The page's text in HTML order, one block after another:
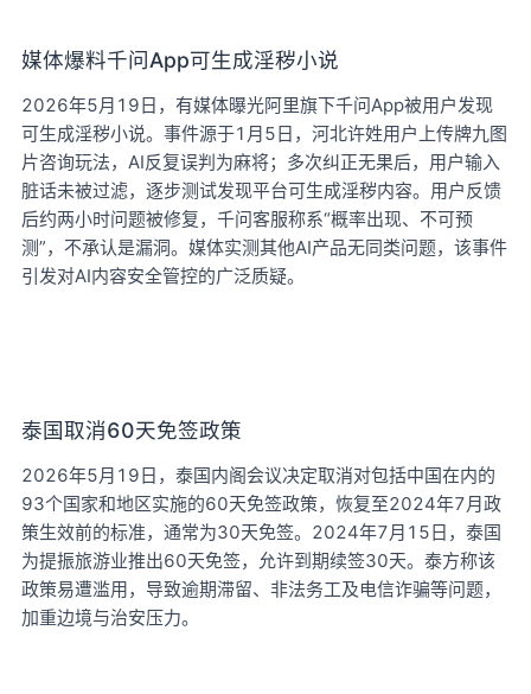
媒体爆料千问App可生成淫秽小说
2026年5月19日，有媒体曝光阿里旗下千问App被用户发现
可生成淫秽小说。事件源于1月5日，河北许姓用户上传牌九图
片咨询玩法，AI反复误判为麻将；多次纠正无果后，用户输入
脏话未被过滤，逐步测试发现平台可生成淫秽内容。用户反馈
后约两小时问题被修复，千问客服称系“概率出现、不可预
测”，不承认是漏洞。媒体实测其他AI产品无同类问题，该事件
引发对AI内容安全管控的广泛质疑。
泰国取消60天免签政策
2026年5月19日，泰国内阁会议决定取消对包括中国在内的
93个国家和地区实施的60天免签政策，恢复至2024年7月政
策生效前的标准，通常为30天免签。2024年7月15日，泰国
为提振旅游业推出60天免签，允许到期续签30天。泰方称该
政策易遭滥用，导致逾期滞留、非法务工及电信诈骗等问题，
加重边境与治安压力。